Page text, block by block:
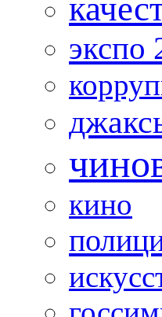
экспо
кино